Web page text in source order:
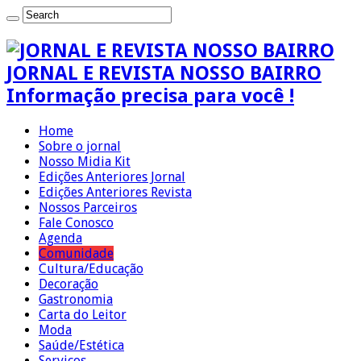
JORNAL E REVISTA NOSSO BAIRRO
Informação precisa para você !
Home
Sobre o jornal
Nosso Midia Kit
Edições Anteriores Jornal
Edições Anteriores Revista
Nossos Parceiros
Fale Conosco
Agenda
Comunidade
Cultura/Educação
Decoração
Gastronomia
Carta do Leitor
Moda
Saúde/Estética